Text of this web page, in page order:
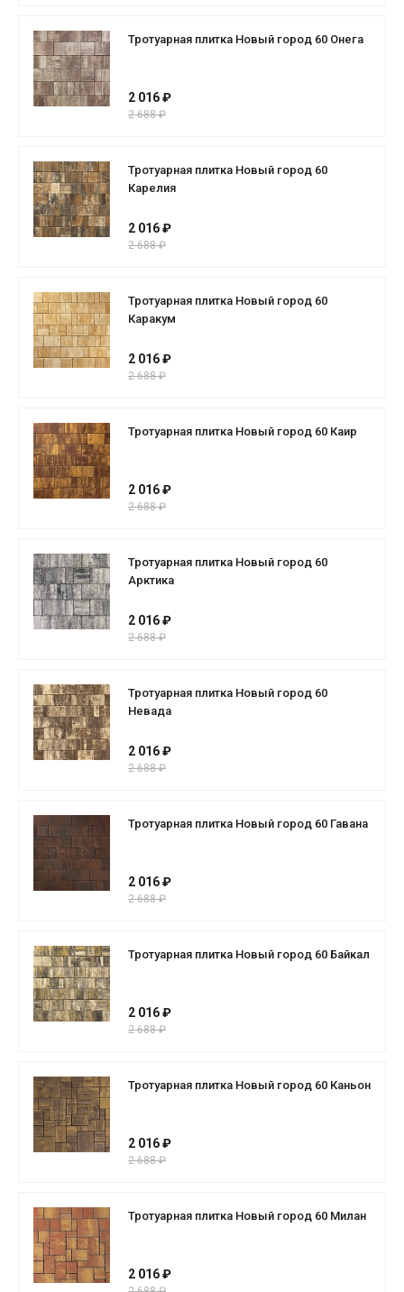
Тротуарная плитка Новый город 60 Онега
2 016 ₽
2 688 ₽
Тротуарная плитка Новый город 60
Карелия
2 016 ₽
2 688 ₽
Тротуарная плитка Новый город 60
Каракум
2 016 ₽
2 688 ₽
Тротуарная плитка Новый город 60 Каир
2 016 ₽
2 688 ₽
Тротуарная плитка Новый город 60
Арктика
2 016 ₽
2 688 ₽
Тротуарная плитка Новый город 60
Невада
2 016 ₽
2 688 ₽
Тротуарная плитка Новый город 60 Гавана
2 016 ₽
2 688 ₽
Тротуарная плитка Новый город 60 Байкал
2 016 ₽
2 688 ₽
Тротуарная плитка Новый город 60 Каньон
2 016 ₽
2 688 ₽
Тротуарная плитка Новый город 60 Милан
2 016 ₽